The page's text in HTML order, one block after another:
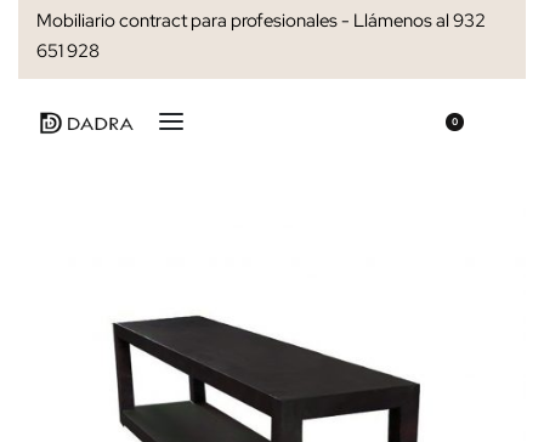
Mobiliario contract para profesionales - Llámenos al 932
651 928
0